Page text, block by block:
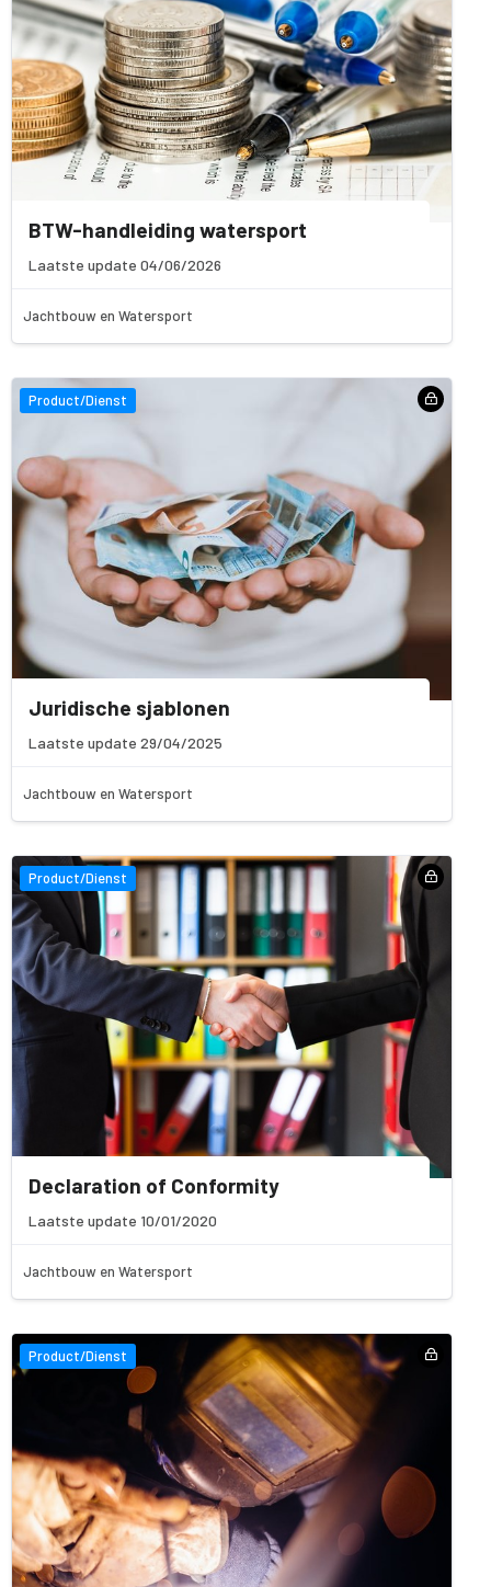
BTW-handleiding watersport
Laatste update 04/06/2026
Jachtbouw en Watersport
Product/Dienst
Juridische sjablonen
Laatste update 29/04/2025
Jachtbouw en Watersport
Product/Dienst
Declaration of Conformity
Laatste update 10/01/2020
Jachtbouw en Watersport
Product/Dienst